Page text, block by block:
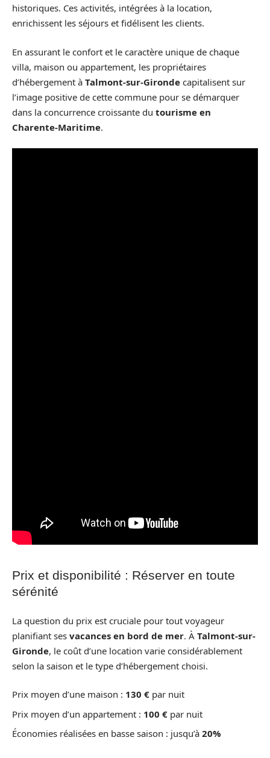
historiques. Ces activités, intégrées à la location,
enrichissent les séjours et fidélisent les clients.
En assurant le confort et le caractère unique de chaque
villa, maison ou appartement, les propriétaires
d’hébergement à Talmont-sur-Gironde capitalisent sur
l’image positive de cette commune pour se démarquer
dans la concurrence croissante du tourisme en
Charente-Maritime.
Prix et disponibilité : Réserver en toute
sérénité
La question du prix est cruciale pour tout voyageur
planifiant ses vacances en bord de mer. À Talmont-sur-
Gironde, le coût d’une location varie considérablement
selon la saison et le type d’hébergement choisi.
Prix moyen d’une maison : 130 € par nuit
Prix moyen d’un appartement : 100 € par nuit
Économies réalisées en basse saison : jusqu’à 20%